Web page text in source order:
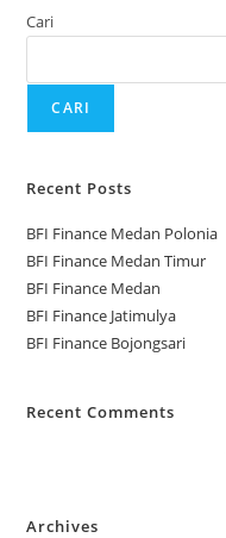
Cari
CARI
Recent Posts
BFI Finance Medan Polonia
BFI Finance Medan Timur
BFI Finance Medan
BFI Finance Jatimulya
BFI Finance Bojongsari
Recent Comments
Archives